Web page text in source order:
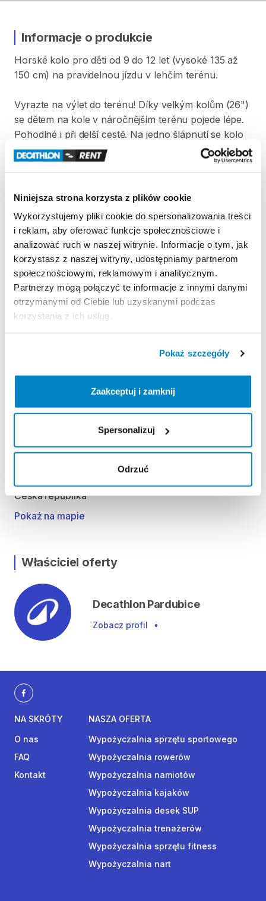
Niniejsza strona korzysta z plików cookie
Wykorzystujemy pliki cookie do spersonalizowania treści
i reklam, aby oferować funkcje społecznościowe i
analizować ruch w naszej witrynie. Informacje o tym, jak
korzystasz z naszej witryny, udostępniamy partnerom
społecznościowym, reklamowym i analitycznym.
Partnerzy mogą połączyć te informacje z innymi danymi
otrzymanymi od Ciebie lub uzyskanymi podczas
korzystania z ich usług.
Pokaż szczegóły
Zaakceptuj i zamknij
Spersonalizuj
Odrzuć
Informacje o produkcie
Horské kolo pro děti od 9 do 12 let (vysoké 135 až
150 cm) na pravidelnou jízdu v lehčím terénu.
Vyrazte na výlet do terénu! Díky velkým kolům (26")
se dětem na kole v náročnějším terénu pojede lépe.
Pohodlné i při delší cestě. Na jedno šlápnutí se kolo
posune o větší vzdálenost.
Minimální doba půjčky je 30 dní.
Strona produktu w sklepie
Zasady wypożyczenia
REGULAMIN
Pro vypůjčení produktu není vyžadována vratná či
jiná záloha. Za vypůjčení zaplatíte předem online
Lokalizacja
Poděbradská 588, 530 09 Pardubice II-Polabiny,
Česká republika
Pokaż na mapie
Właściciel oferty
Decathlon Pardubice
Zobacz profil •
NA SKRÓTY
O nas
FAQ
Kontakt
NASZA OFERTA
Wypożyczalnia sprzętu sportowego
Wypożyczalnia rowerów
Wypożyczalnia namiotów
Wypożyczalnia kajaków
Wypożyczalnia desek SUP
Wypożyczalnia trenażerów
Wypożyczalnia sprzętu fitness
Wypożyczalnia nart